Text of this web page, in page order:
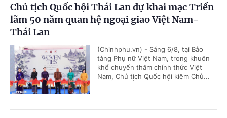
Chủ tịch Quốc hội Thái Lan dự khai mạc Triển
lãm 50 năm quan hệ ngoại giao Việt Nam-
Thái Lan
(Chinhphu.vn) - Sáng 6/8, tại Bảo
tàng Phụ nữ Việt Nam, trong khuôn
khổ chuyến thăm chính thức Việt
Nam, Chủ tịch Quốc hội kiêm Chủ...